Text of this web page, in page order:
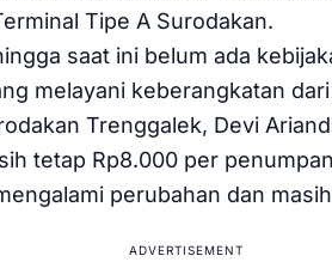
Tipe A Surodakan.
saat ini belum ada
melayani keberangkatan
Trenggalek, Devi
tetap Rp8.000 per
perubahan dan
ADVERTISEMENT